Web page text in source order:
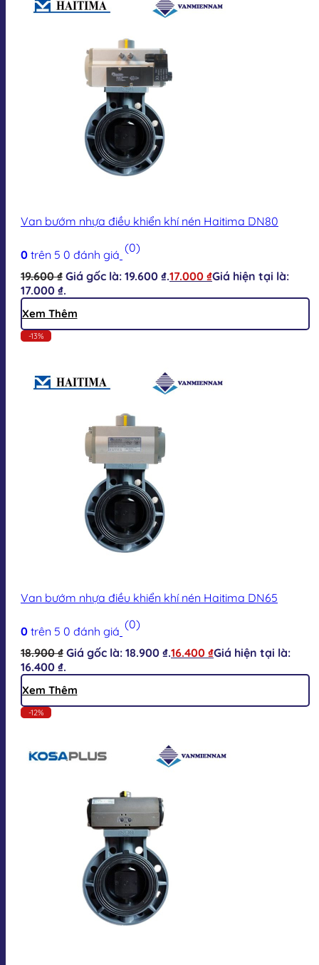
Van bướm nhựa điều khiển khí nén Haitima DN80
0 trên 5 0 đánh giá (0)
19.600₫ Giá gốc là: 19.600 ₫.17.000 ₫Giá hiện tại là:
17.000 ₫.
Xem Thêm
-13%
Van bướm nhựa điều khiển khí nén Haitima DN65
0 trên 5 0 đánh giá (0)
18.900₫ Giá gốc là: 18.900 ₫.16.400 ₫Giá hiện tại là:
16.400 ₫.
Xem Thêm
-12%